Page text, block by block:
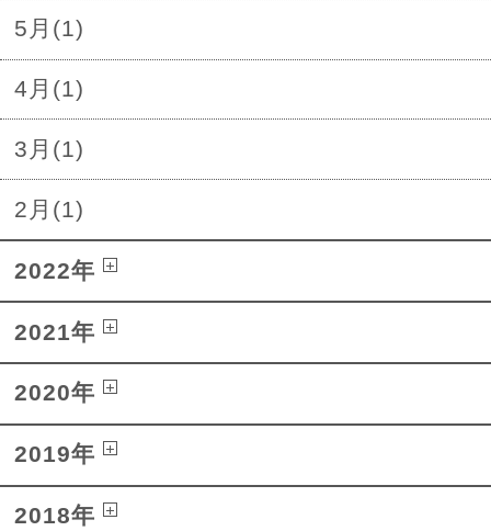
5月(1)
4月(1)
3月(1)
2月(1)
2022年
2021年
2020年
2019年
2018年